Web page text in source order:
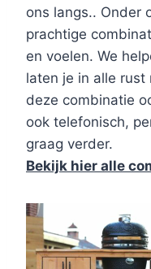
ons langs.. Onder
prachtige
en voelen. We
laten je in alle rust
deze combinatie
ook telefonisch,
graag verder.
Bekijk hier alle